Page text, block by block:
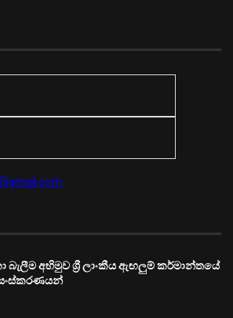
බැලීම අභිමුව ශ්‍රී ලාංකීය ඇඟලුම් කර්මාන්තයේ